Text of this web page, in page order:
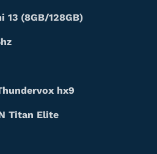
13 (8GB/128GB)
hx9
Titan Elite